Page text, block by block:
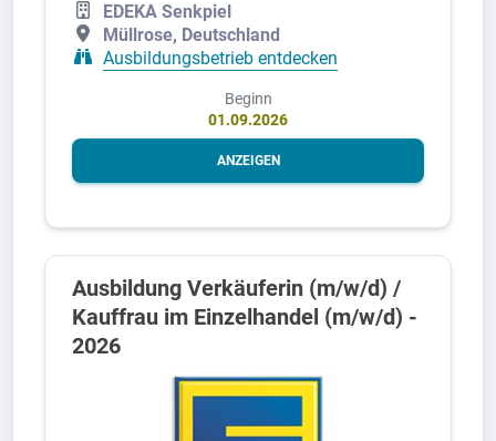
EDEKA Senkpiel
Müllrose, Deutschland
Ausbildungsbetrieb entdecken
Beginn
01.09.2026
ANZEIGEN
Ausbildung Verkäuferin (m/w/d) /
Kauffrau im Einzelhandel (m/w/d) -
2026